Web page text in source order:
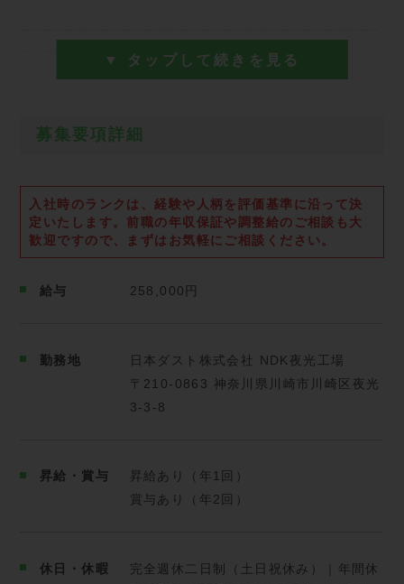
─────────────────
社内外の現場を問わず、廃棄物処理業界の最前線で活
幅広いフィールドで業務フロー全体を経験することで
リサイクルの理解が深まり、その知識はキャリアパス
に大きく役立ちます。
スキルを身につけることで、安定した生活基盤と将来
また、現場経験を活かし、将来的に工場管理者・ドラ
イバー職・営業職・事務職などへポジションチェンジ
することも可能です。
─────────────────
・作業チームのリーダーとして処理方法の決定・工程
▼ タップして続きを見る
募集要項詳細
入社時のランクは、経験や人柄を評価基準に沿って決
定いたします。前職の年収保証や調整給のご相談も大
歓迎ですので、まずはお気軽にご相談ください。
給与 258,000円
勤務地
日本ダスト株式会社 NDK夜光工場
〒210-0863 神奈川県川崎市川崎区夜光
3-3-8
昇給・賞与
昇給あり（年1回）
賞与あり（年2回）
休日・休暇
完全週休二日制（土日祝休み）｜年間休